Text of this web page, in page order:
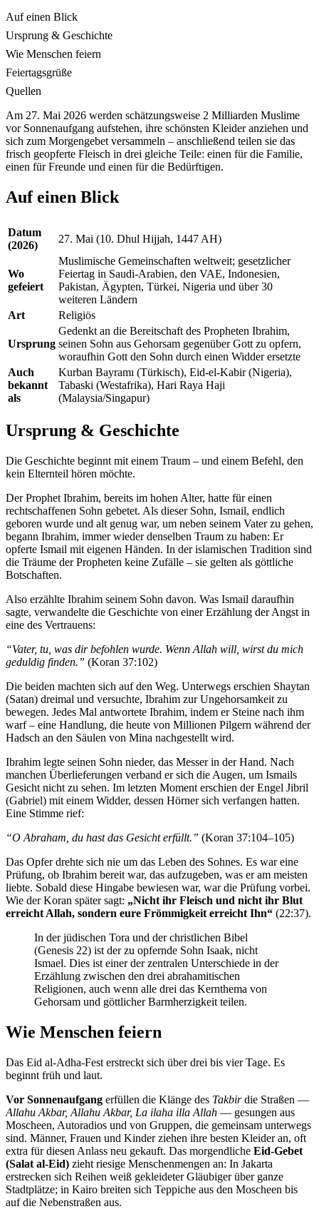
Auf einen Blick
Ursprung & Geschichte
Wie Menschen feiern
Feiertagsgrüße
Quellen
Am 27. Mai 2026 werden schätzungsweise 2 Milliarden Muslime
vor Sonnenaufgang aufstehen, ihre schönsten Kleider anziehen und
sich zum Morgengebet versammeln – anschließend teilen sie das
frisch geopferte Fleisch in drei gleiche Teile: einen für die Familie,
einen für Freunde und einen für die Bedürftigen.
Auf einen Blick
Datum
(2026)
27. Mai (10. Dhul Hijjah, 1447 AH)
Wo
gefeiert
Muslimische Gemeinschaften weltweit; gesetzlicher
Feiertag in Saudi-Arabien, den VAE, Indonesien,
Pakistan, Ägypten, Türkei, Nigeria und über 30
weiteren Ländern
Art
Religiös
Ursprung
Gedenkt an die Bereitschaft des Propheten Ibrahim,
seinen Sohn aus Gehorsam gegenüber Gott zu opfern,
woraufhin Gott den Sohn durch einen Widder ersetzte
Auch
bekannt
als
Kurban Bayramı (Türkisch), Eid-el-Kabir (Nigeria),
Tabaski (Westafrika), Hari Raya Haji
(Malaysia/Singapur)
Ursprung & Geschichte
Die Geschichte beginnt mit einem Traum – und einem Befehl, den
kein Elternteil hören möchte.
Der Prophet Ibrahim, bereits im hohen Alter, hatte für einen
rechtschaffenen Sohn gebetet. Als dieser Sohn, Ismail, endlich
geboren wurde und alt genug war, um neben seinem Vater zu gehen,
begann Ibrahim, immer wieder denselben Traum zu haben: Er
opferte Ismail mit eigenen Händen. In der islamischen Tradition sind
die Träume der Propheten keine Zufälle – sie gelten als göttliche
Botschaften.
Also erzählte Ibrahim seinem Sohn davon. Was Ismail daraufhin
sagte, verwandelte die Geschichte von einer Erzählung der Angst in
eine des Vertrauens:
“Vater, tu, was dir befohlen wurde. Wenn Allah will, wirst du mich
geduldig finden.” (Koran 37:102)
Die beiden machten sich auf den Weg. Unterwegs erschien Shaytan
(Satan) dreimal und versuchte, Ibrahim zur Ungehorsamkeit zu
bewegen. Jedes Mal antwortete Ibrahim, indem er Steine nach ihm
warf – eine Handlung, die heute von Millionen Pilgern während der
Hadsch an den Säulen von Mina nachgestellt wird.
Ibrahim legte seinen Sohn nieder, das Messer in der Hand. Nach
manchen Überlieferungen verband er sich die Augen, um Ismails
Gesicht nicht zu sehen. Im letzten Moment erschien der Engel Jibril
(Gabriel) mit einem Widder, dessen Hörner sich verfangen hatten.
Eine Stimme rief:
“O Abraham, du hast das Gesicht erfüllt.” (Koran 37:104–105)
Das Opfer drehte sich nie um das Leben des Sohnes. Es war eine
Prüfung, ob Ibrahim bereit war, das aufzugeben, was er am meisten
liebte. Sobald diese Hingabe bewiesen war, war die Prüfung vorbei.
Wie der Koran später sagt: „Nicht ihr Fleisch und nicht ihr Blut
erreicht Allah, sondern eure Frömmigkeit erreicht Ihn“ (22:37).
In der jüdischen Tora und der christlichen Bibel
(Genesis 22) ist der zu opfernde Sohn Isaak, nicht
Ismael. Dies ist einer der zentralen Unterschiede in der
Erzählung zwischen den drei abrahamitischen
Religionen, auch wenn alle drei das Kernthema von
Gehorsam und göttlicher Barmherzigkeit teilen.
Wie Menschen feiern
Das Eid al-Adha-Fest erstreckt sich über drei bis vier Tage. Es
beginnt früh und laut.
Vor Sonnenaufgang erfüllen die Klänge des Takbirdie Straßen —
Allahu Akbar, Allahu Akbar, La ilaha illa Allah — gesungen aus
Moscheen, Autoradios und von Gruppen, die gemeinsam unterwegs
sind. Männer, Frauen und Kinder ziehen ihre besten Kleider an, oft
extra für diesen Anlass neu gekauft. Das morgendliche Eid-Gebet
(Salat al-Eid) zieht riesige Menschenmengen an: In Jakarta
erstrecken sich Reihen weiß gekleideter Gläubiger über ganze
Stadtplätze; in Kairo breiten sich Teppiche aus den Moscheen bis
auf die Nebenstraßen aus.